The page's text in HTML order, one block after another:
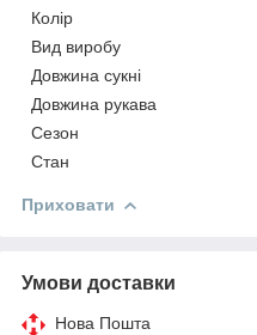
Колір
Вид виробу
Довжина сукні
Довжина рукава
Сезон
Стан
Приховати
Умови доставки
Нова Пошта